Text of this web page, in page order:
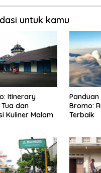
untuk kamu
Itinerary
dan
Kuliner Malam
Bromo:
Terbaik